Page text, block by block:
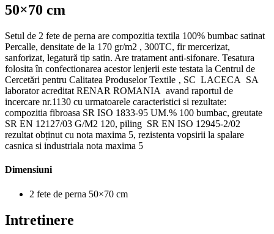
50×70 cm
Setul de 2 fete de perna are compozitia textila 100% bumbac satinat
Percalle, densitate de la 170 gr/m2 , 300TC, fir mercerizat,
sanforizat, legatură tip satin. Are tratament anti-sifonare. Tesatura
folosita în confectionarea acestor lenjerii este testata la Centrul de
Cercetări pentru Calitatea Produselor Textile ‚ SC LACECA SA
laborator acreditat RENAR ROMANIA avand raportul de
incercare nr.1130 cu urmatoarele caracteristici si rezultate:
compozitia fibroasa SR ISO 1833-95 UM.% 100 bumbac, greutate
SR EN 12127/03 G/M2 120, piling SR EN ISO 12945-2/02
rezultat obținut cu nota maxima 5, rezistenta vopsirii la spalare
casnica si industriala nota maxima 5
Dimensiuni
2 fete de perna 50×70 cm
Intretinere